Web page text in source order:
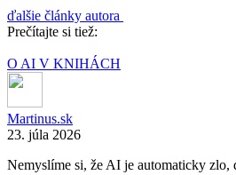
ďalšie články autora
Prečítajte si tiež:
O AI V KNIHÁCH
Martinus.sk
23. júla 2026
Nemyslíme si, že AI je automaticky zlo,